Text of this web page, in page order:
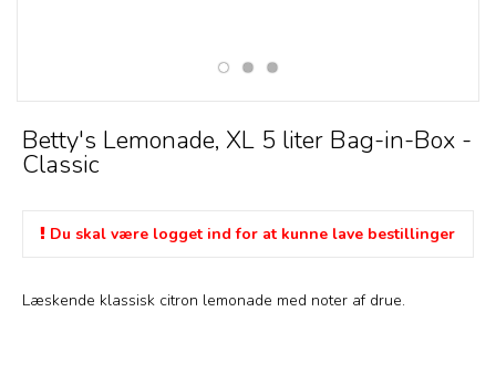
Betty's Lemonade, XL 5 liter Bag-in-Box -
Classic
Du skal være logget ind for at kunne lave bestillinger
Læskende klassisk citron lemonade med noter af drue.